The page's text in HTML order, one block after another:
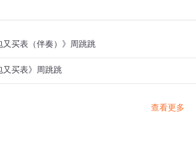
又买表（伴奏）》周跳跳
又买表》周跳跳
查看更多